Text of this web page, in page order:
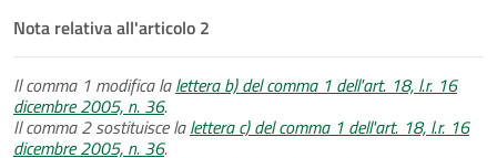
Nota relativa all'articolo 2
Il comma 1 modifica lalettera b) del comma 1 dell'art. 18, l.r. 16
dicembre 2005, n. 36.
Il comma 2 sostituisce lalettera c) del comma 1 dell'art. 18, l.r. 16
dicembre 2005, n. 36.